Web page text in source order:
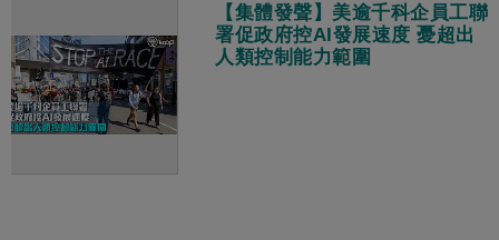
【集體發聲】美逾千科企員工聯
署促政府控AI發展速度 憂超出
人類控制能力範圍